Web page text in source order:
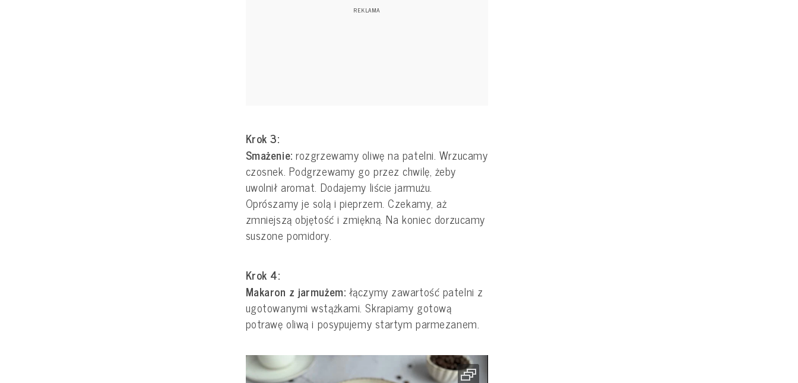
Krok 3:
Smażenie:rozgrzewamy oliwę na patelni. Wrzucamy
czosnek. Podgrzewamy go przez chwilę, żeby
uwolnił aromat. Dodajemy liście jarmużu.
Oprószamy je solą i pieprzem. Czekamy, aż
zmniejszą objętość i zmiękną. Na koniec dorzucamy
suszone pomidory.
Krok 4:
Makaron z jarmużem: łączymy zawartość patelni z
ugotowanymi wstążkami. Skrapiamy gotową
potrawę oliwą i posypujemy startym parmezanem.